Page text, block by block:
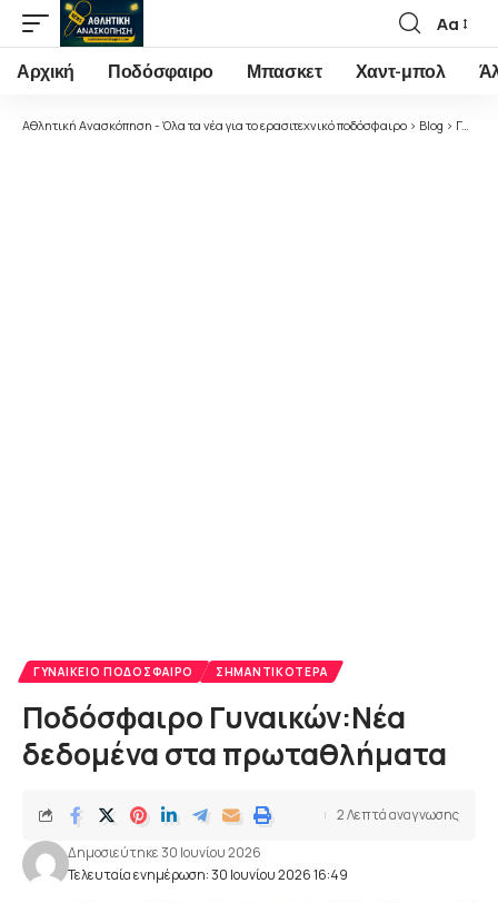
Font
Resizer
Αα
Αρχική Ποδόσφαιρο Μπασκετ Χαντ-μπολ
Αθλητική Ανασκόπηση - Όλα τα νέα για το ερασιτεχνικό ποδόσφαιρο > Blog > Γυναικείο Ποδόσφαιρο
ΓΥΝΑΙΚΕΊΟ ΠΟΔΌΣΦΑΙΡΟ ΣΗΜΑΝΤΙΚΌΤΕΡΑ
Ποδόσφαιρο Γυναικών:Νέα
δεδομένα στα πρωταθλήματα
Τελευταία ενημέρωση: 30 Ιουνίου 2026 16:49
Δημοσιεύτηκε 30 Ιουνίου 2026
2 Λεπτά αναγνωσης